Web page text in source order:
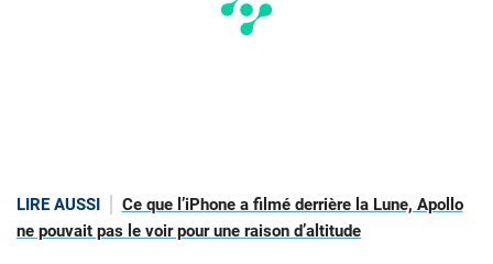
LIRE AUSSI
Ce que l’iPhone a filmé derrière la Lune, Apollo
ne pouvait pas le voir pour une raison d’altitude